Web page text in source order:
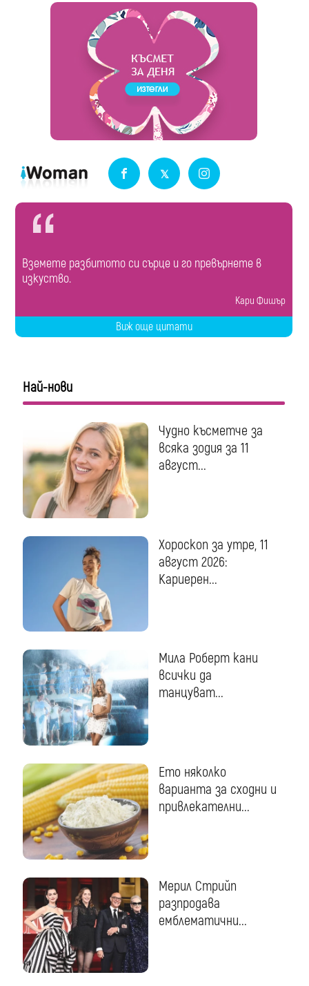
Вземете разбитото си сърце и го превърнете в
изкуство.
Кари Фишър
Виж още цитати
Най-нови
Чудно късметче за
всяка зодия за 11
август...
Хороскоп за утре, 11
август 2026:
Кариерен...
Мила Роберт кани
всички да
танцуват...
Ето няколко
варианта за сходни и
привлекателни...
Мерил Стрийп
разпродава
емблематични...